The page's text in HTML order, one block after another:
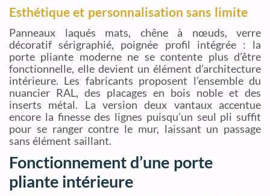
Esthétique et personnalisation sans limite
Panneaux laqués mats, chêne à nœuds, verre
décoratif sérigraphié, poignée profil intégrée : la
porte pliante moderne ne se contente plus d’être
fonctionnelle, elle devient un élément d’architecture
intérieure. Les fabricants proposent l’ensemble du
nuancier RAL, des placages en bois noble et des
inserts métal. La version deux vantaux accentue
encore la finesse des lignes puisqu’un seul pli suffit
pour se ranger contre le mur, laissant un passage
sans élément saillant.
Fonctionnement d’une porte
pliante intérieure